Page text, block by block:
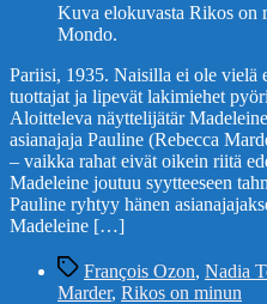
Kuva elokuvasta Rikos on
Mondo.
Pariisi, 1935. Naisilla ei ole vielä
tuottajat ja lipevät lakimiehet
Aloitteleva näyttelijätär
asianajaja Pauline (Rebecca
– vaikka rahat eivät oikein riitä
Madeleine joutuu syytteeseen
Pauline ryhtyy hänen
Madeleine […]
Avainsanat
François Ozon, Nadia
Marder, Rikos on minun